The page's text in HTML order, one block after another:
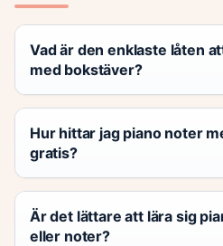
Vad är den enklaste låten
med bokstäver?
Hur hittar jag piano noter
gratis?
Är det lättare att lära sig
eller noter?